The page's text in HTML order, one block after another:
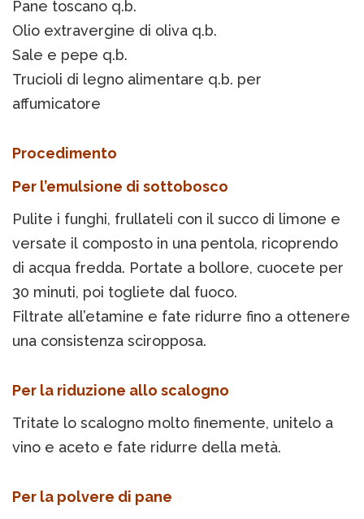
Pane toscano q.b.
Olio extravergine di oliva q.b.
Sale e pepe q.b.
Trucioli di legno alimentare q.b. per
affumicatore
Procedimento
Per l’emulsione di sottobosco
Pulite i funghi, frullateli con il succo di limone e
versate il composto in una pentola, ricoprendo
di acqua fredda. Portate a bollore, cuocete per
30 minuti, poi togliete dal fuoco.
Filtrate all’etamine e fate ridurre fino a ottenere
una consistenza sciropposa.
Per la riduzione allo scalogno
Tritate lo scalogno molto finemente, unitelo a
vino e aceto e fate ridurre della metà.
Per la polvere di pane